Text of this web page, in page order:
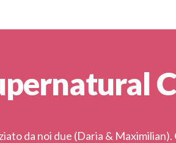
da noi due (Daria &